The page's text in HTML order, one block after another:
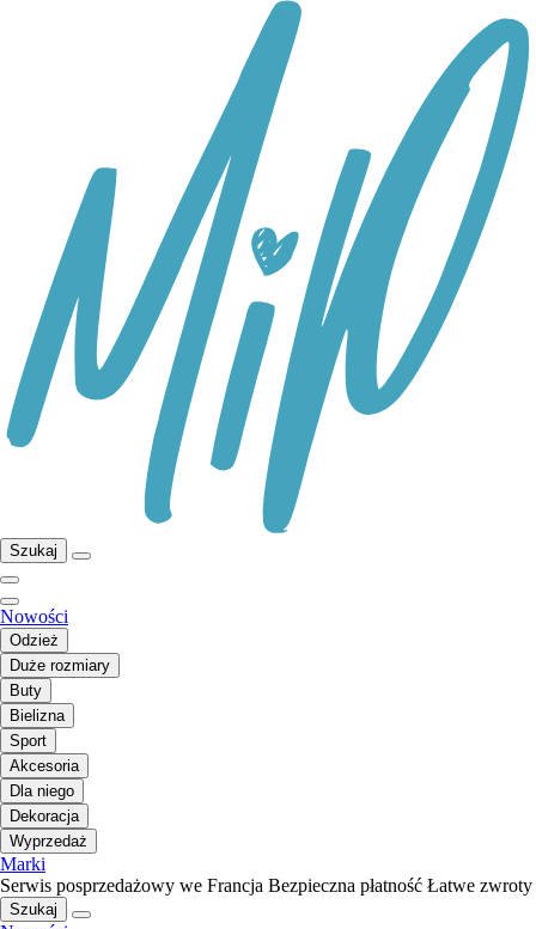
Szukaj
Nowości
Odzież
Duże rozmiary
Buty
Bielizna
Sport
Akcesoria
Dla niego
Dekoracja
Wyprzedaż
Marki
Serwis posprzedażowy we Francja Bezpieczna płatność Łatwe zwroty
Szukaj